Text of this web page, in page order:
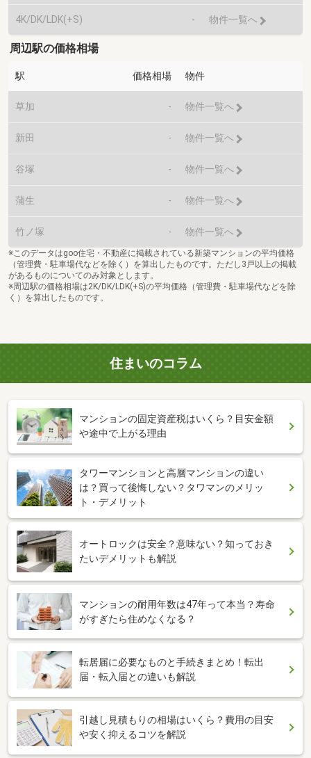
4K/DK/LDK(+S) - 物件一覧へ
周辺駅の価格相場
駅 価格相場 物件
草加 - 物件一覧へ
新田 - 物件一覧へ
谷塚 - 物件一覧へ
蒲生 - 物件一覧へ
竹ノ塚 - 物件一覧へ
※このデータはgoo住宅・不動産に掲載されている新築マンションの平均価格
（管理費・駐車場代などを除く）を算出したものです。ただし3戸以上の掲載
があるものについてのみ対象とします。
※周辺駅の価格相場は2K/DK/LDK(+S)の平均価格（管理費・駐車場代などを除
く）を算出したものです。
住まいのコラム
マンションの固定資産税はいくら？目安金額
や途中で上がる理由
タワーマンションと高層マンションの違い
は？買って後悔しない？タワマンのメリッ
ト・デメリット
オートロックは安全？意味ない？知っておき
たいデメリットも解説
マンションの耐用年数は47年って本当？寿命
がすぎたら住めなくなる？
転居届に必要なものと手続きまとめ！転出
届・転入届との違いも解説
引越し見積もりの相場はいくら？費用の目安
や安く抑えるコツを解説